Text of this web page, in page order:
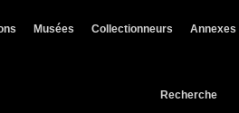
Musées Collectionneurs Annexes
Recherche